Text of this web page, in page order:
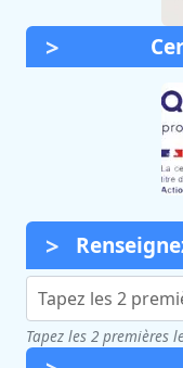
Tapez les 2 premières